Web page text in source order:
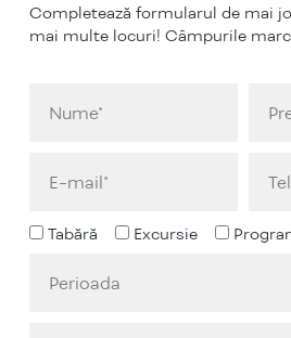
Completează formularul de mai
mai multe locuri! Câmpurile
Tabără Excursie